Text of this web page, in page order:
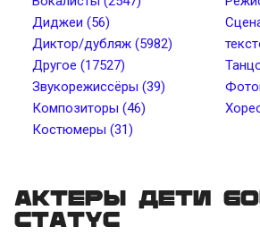
Тембр голоса Длина
Цвет волос
Диджеи (56)
Диктор/дубляж (5982)
Другое (17527)
Звукорежиссёры (39)
Композиторы (46)
Костюмеры (31)
Актеры дети
статус